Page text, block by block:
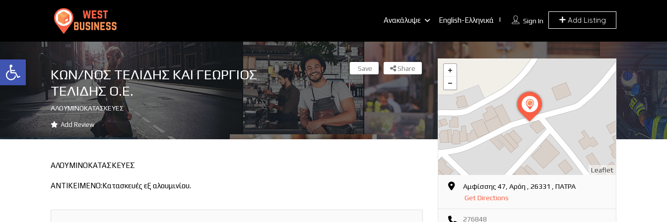
Ανοίξτε τη γραμμή εργαλείων
Sign In Add Listing
Ανακάλυψε English-Ελληνικά
ΚΩΝ/ΝΟΣ ΤΕΛΙΔΗΣ ΚΑΙ ΓΕΩΡΓΙΟΣ
ΤΕΛΙΔΗΣ Ο.Ε.
ΑΛΟΥΜΙΝΟΚΑΤΑΣΚΕΥΕΣ
Add Review
Share
Save
ΑΛΟΥΜΙΝΟΚΑΤΑΣΚΕΥΕΣ
ΑΝΤΙΚΕΙΜΕΝΟ:Κατασκευές εξ αλουμινίου.
Leaflet
Αμφίσσης 47, Αρόη , 26331 , ΠΑΤΡΑ
Get Directions
276848